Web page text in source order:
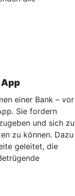
App
einer Bank – vor
Sie fordern
und sich zu
zu können. Dazu
geleitet, die